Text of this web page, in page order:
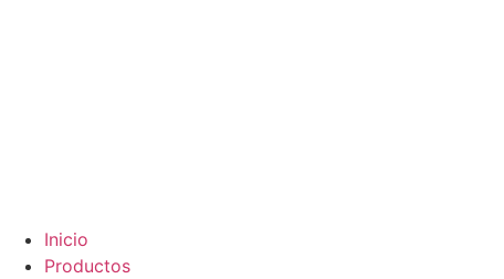
Inicio
Productos